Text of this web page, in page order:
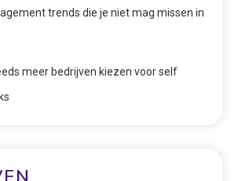
trends die je niet mag missen in
meer bedrijven kiezen voor self